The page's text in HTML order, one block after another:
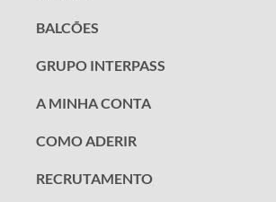
BALCÕES
GRUPO INTERPASS
A MINHA CONTA
COMO ADERIR
RECRUTAMENTO